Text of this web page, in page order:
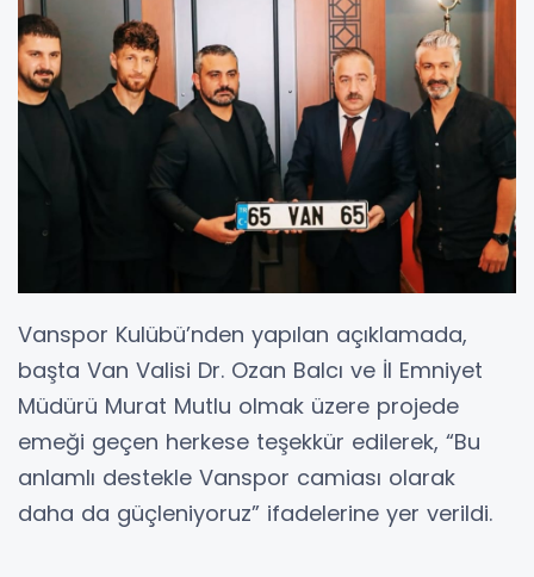
Vanspor Kulübü’nden yapılan açıklamada,
başta Van Valisi Dr. Ozan Balcı ve İl Emniyet
Müdürü Murat Mutlu olmak üzere projede
emeği geçen herkese teşekkür edilerek, “Bu
anlamlı destekle Vanspor camiası olarak
daha da güçleniyoruz” ifadelerine yer verildi.